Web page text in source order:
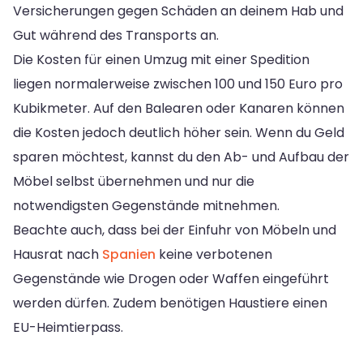
Versicherungen gegen Schäden an deinem Hab und
Gut während des Transports an.
Die Kosten für einen Umzug mit einer Spedition
liegen normalerweise zwischen 100 und 150 Euro pro
Kubikmeter. Auf den Balearen oder Kanaren können
die Kosten jedoch deutlich höher sein. Wenn du Geld
sparen möchtest, kannst du den Ab- und Aufbau der
Möbel selbst übernehmen und nur die
notwendigsten Gegenstände mitnehmen.
Beachte auch, dass bei der Einfuhr von Möbeln und
Hausrat nach Spanien keine verbotenen
Gegenstände wie Drogen oder Waffen eingeführt
werden dürfen. Zudem benötigen Haustiere einen
EU-Heimtierpass.